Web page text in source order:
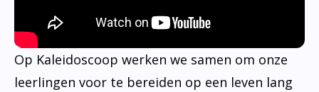
Op Kaleidoscoop werken we samen om onze
leerlingen voor te bereiden op een leven lang